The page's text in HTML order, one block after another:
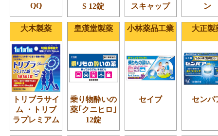
QQ
S 12錠
スキャップ
ン
大木製薬
トリブラサイ
ム ・トリブ
ラプレミアム
皇漢堂製薬
乗り物酔いの
薬｢クニヒロ｣
12錠
小林薬品工業
セイブ
大正製
センパ